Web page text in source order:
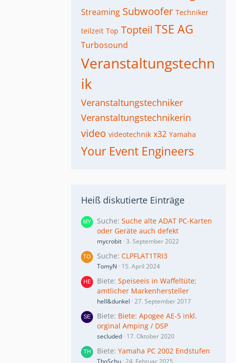
Streaming Subwoofer Techniker
teilzeit Top Topteil TSE AG
Turbosound
Veranstaltungstechn
ik
Veranstaltungstechniker
Veranstaltungstechnikerin
video videotechnik x32 Yamaha
Your Event Engineers
Heiß diskutierte Einträge
Suche Suche alte ADAT PC-Karten
oder Geräte auch defekt
mycrobit 3. September 2022
Suche CLPFLAT1TRI3
TomyN 15. April 2024
Biete Speiseeis in Waffeltüte;
amtlicher Markenhersteller
hell&dunkel 27. September 2017
Biete Biete: Apogee AE-5 inkl.
orginal Amping / DSP
secluded 17. Oktober 2020
Biete Yamaha PC 2002 Endstufen
ThoSchu 24. Februar 2025